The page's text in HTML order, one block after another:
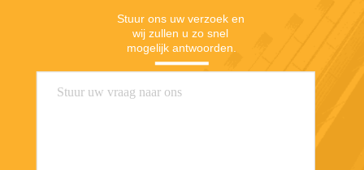
Stuur ons uw verzoek en
wij zullen u zo snel
mogelijk antwoorden.